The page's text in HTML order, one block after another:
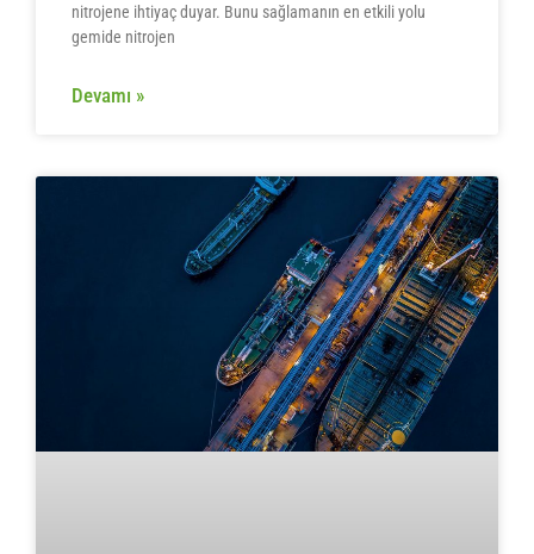
nitrojene ihtiyaç duyar. Bunu sağlamanın en etkili yolu
gemide nitrojen
Devamı »